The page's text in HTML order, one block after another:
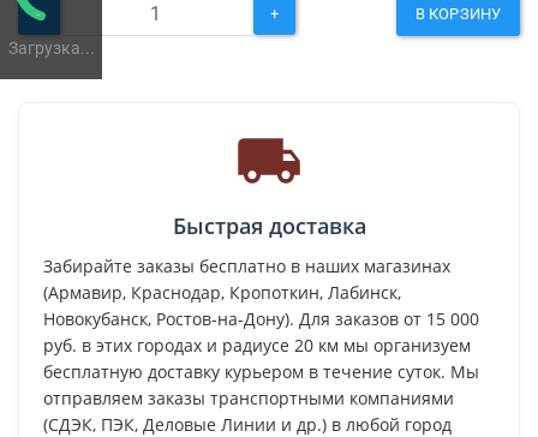
Загрузка...
- + В КОРЗИНУ
Быстрая доставка
Забирайте заказы бесплатно в наших магазинах
(Армавир, Краснодар, Кропоткин, Лабинск,
Новокубанск, Ростов-на-Дону). Для заказов от 15 000
руб. в этих городах и радиусе 20 км мы организуем
бесплатную доставку курьером в течение суток. Мы
отправляем заказы транспортными компаниями
(СДЭК, ПЭК, Деловые Линии и др.) в любой город